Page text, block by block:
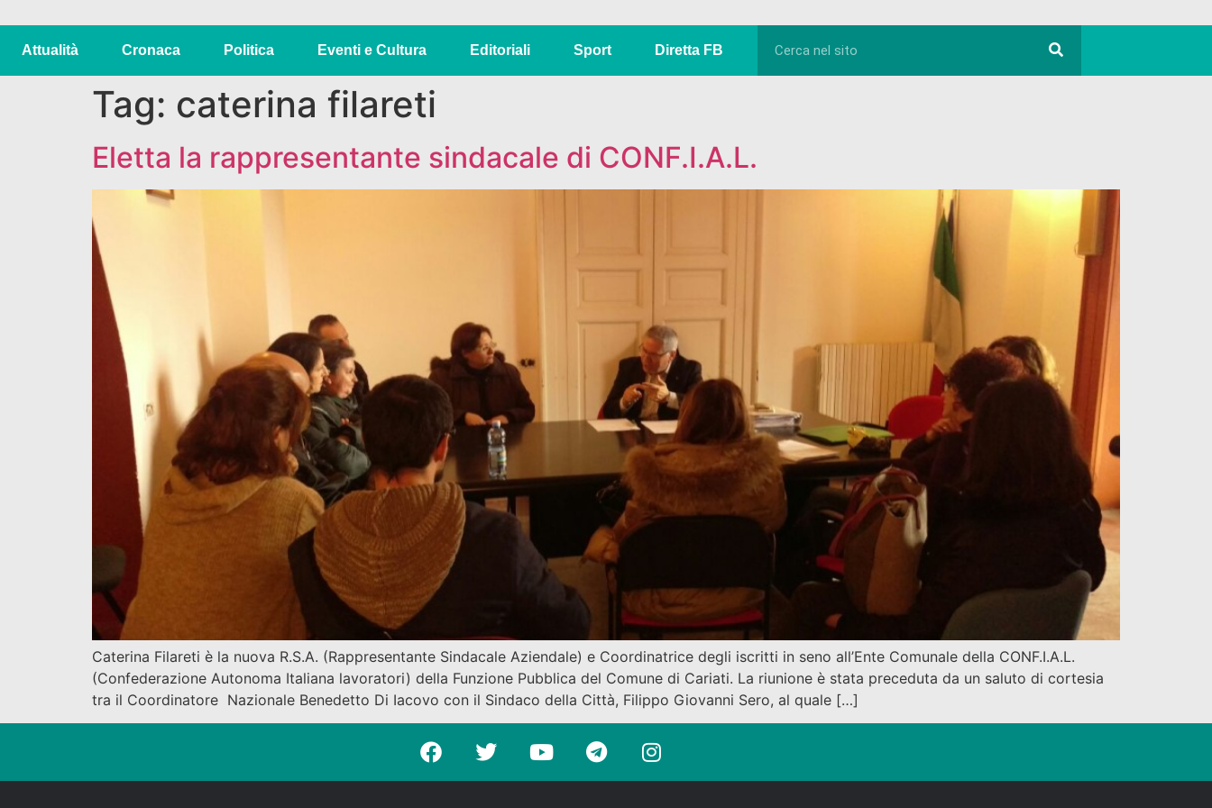
Attualità Cronaca Politica Eventi e Cultura Editoriali Sport Diretta FB
Tag: caterina filareti
Eletta la rappresentante sindacale di CONF.I.A.L.
Caterina Filareti è la nuova R.S.A. (Rappresentante Sindacale Aziendale) e Coordinatrice degli iscritti in seno all’Ente Comunale della CONF.I.A.L.
(Confederazione Autonoma Italiana lavoratori) della Funzione Pubblica del Comune di Cariati. La riunione è stata preceduta da un saluto di cortesia
tra il Coordinatore Nazionale Benedetto Di Iacovo con il Sindaco della Città, Filippo Giovanni Sero, al quale […]